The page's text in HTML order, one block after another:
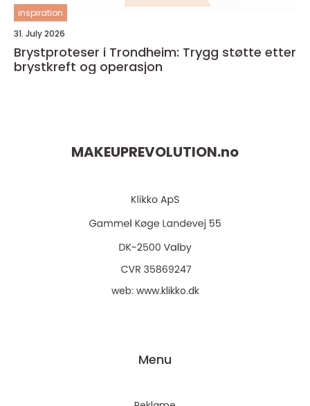
inspiration
31. July 2026
Brystproteser i Trondheim: Trygg støtte etter
brystkreft og operasjon
MAKEUPREVOLUTION.no
web: www.klikko.dk
Menu